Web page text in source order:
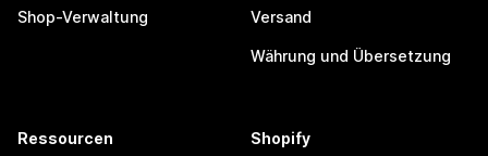
Shop-Verwaltung Versand
Währung und Übersetzung
Ressourcen Shopify